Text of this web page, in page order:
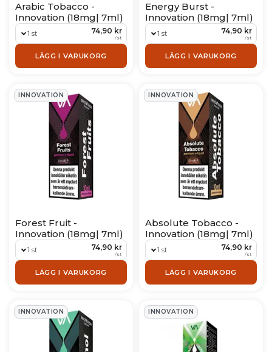
Arabic Tobacco -
Innovation (18mg| 7ml)
1 st 74,90 kr
/st
LÄGG I VARUKORG
Energy Burst -
Innovation (18mg| 7ml)
1 st 74,90 kr
/st
LÄGG I VARUKORG
INNOVATION
Forest Fruit -
Innovation (18mg| 7ml)
1 st 74,90 kr
/st
LÄGG I VARUKORG
INNOVATION
Absolute Tobacco -
Innovation (18mg| 7ml)
1 st 74,90 kr
/st
LÄGG I VARUKORG
INNOVATION INNOVATION